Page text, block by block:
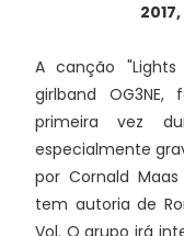
A canção "Lights
girlband
primeira vez
especialmente
por Cornald
tem autoria de
Vol. O grupo irá